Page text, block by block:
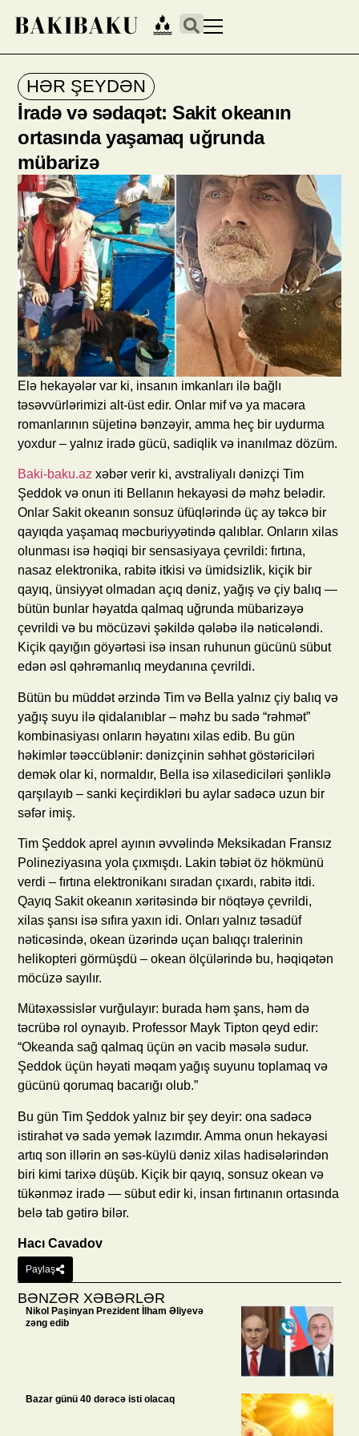
HƏR ŞEYDƏN
İradə və sədaqət: Sakit okeanın
ortasında yaşamaq uğrunda
mübarizə
Elə hekayələr var ki, insanın imkanları ilə bağlı
təsəvvürlərimizi alt-üst edir. Onlar mif və ya macəra
romanlarının süjetinə bənzəyir, amma heç bir uydurma
yoxdur – yalnız iradə gücü, sadiqlik və inanılmaz dözüm.
Baki-baku.az xəbər verir ki, avstraliyalı dənizçi Tim
Şeddok və onun iti Bellanın hekayəsi də məhz belədir.
Onlar Sakit okeanın sonsuz üfüqlərində üç ay təkcə bir
qayıqda yaşamaq məcburiyyətində qalıblar. Onların xilas
olunması isə həqiqi bir sensasiyaya çevrildi: fırtına,
nasaz elektronika, rabitə itkisi və ümidsizlik, kiçik bir
qayıq, ünsiyyət olmadan açıq dəniz, yağış və çiy balıq —
bütün bunlar həyatda qalmaq uğrunda mübarizəyə
çevrildi və bu möcüzəvi şəkildə qələbə ilə nəticələndi.
Kiçik qayığın göyərtəsi isə insan ruhunun gücünü sübut
edən əsl qəhrəmanlıq meydanına çevrildi.
Bütün bu müddət ərzində Tim və Bella yalnız çiy balıq və
yağış suyu ilə qidalanıblar – məhz bu sadə “rəhmət”
kombinasiyası onların həyatını xilas edib. Bu gün
həkimlər təəccüblənir: dənizçinin səhhət göstəriciləri
demək olar ki, normaldır, Bella isə xilasediciləri şənliklə
qarşılayıb – sanki keçirdikləri bu aylar sadəcə uzun bir
səfər imiş.
Tim Şeddok aprel ayının əvvəlində Meksikadan Fransız
Polineziyasına yola çıxmışdı. Lakin təbiət öz hökmünü
verdi – fırtına elektronikanı sıradan çıxardı, rabitə itdi.
Qayıq Sakit okeanın xəritəsində bir nöqtəyə çevrildi,
xilas şansı isə sıfıra yaxın idi. Onları yalnız təsadüf
nəticəsində, okean üzərində uçan balıqçı tralerinin
helikopteri görmüşdü – okean ölçülərində bu, həqiqətən
möcüzə sayılır.
Mütəxəssislər vurğulayır: burada həm şans, həm də
təcrübə rol oynayıb. Professor Mayk Tipton qeyd edir:
“Okeanda sağ qalmaq üçün ən vacib məsələ sudur.
Şeddok üçün həyati məqam yağış suyunu toplamaq və
gücünü qorumaq bacarığı olub.”
Bu gün Tim Şeddok yalnız bir şey deyir: ona sadəcə
istirahət və sadə yemək lazımdır. Amma onun hekayəsi
artıq son illərin ən səs-küylü dəniz xilas hadisələrindən
biri kimi tarixə düşüb. Kiçik bir qayıq, sonsuz okean və
tükənməz iradə — sübut edir ki, insan fırtınanın ortasında
belə tab gətirə bilər.
Hacı Cavadov
Paylaş
BƏNZƏR XƏBƏRLƏR
Nikol Paşinyan Prezident İlham Əliyevə
zəng edib
Bazar günü 40 dərəcə isti olacaq